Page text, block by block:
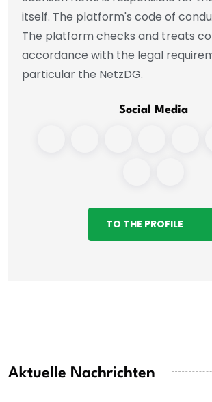
itself. The platform's code of
The platform checks and treats
accordance with the legal
particular the NetzDG.
Social Media
TO THE PROFILE
Aktuelle Nachrichten